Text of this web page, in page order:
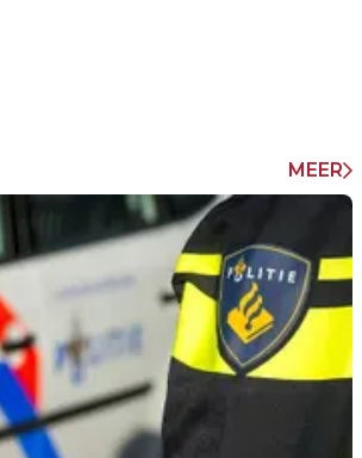
MEER